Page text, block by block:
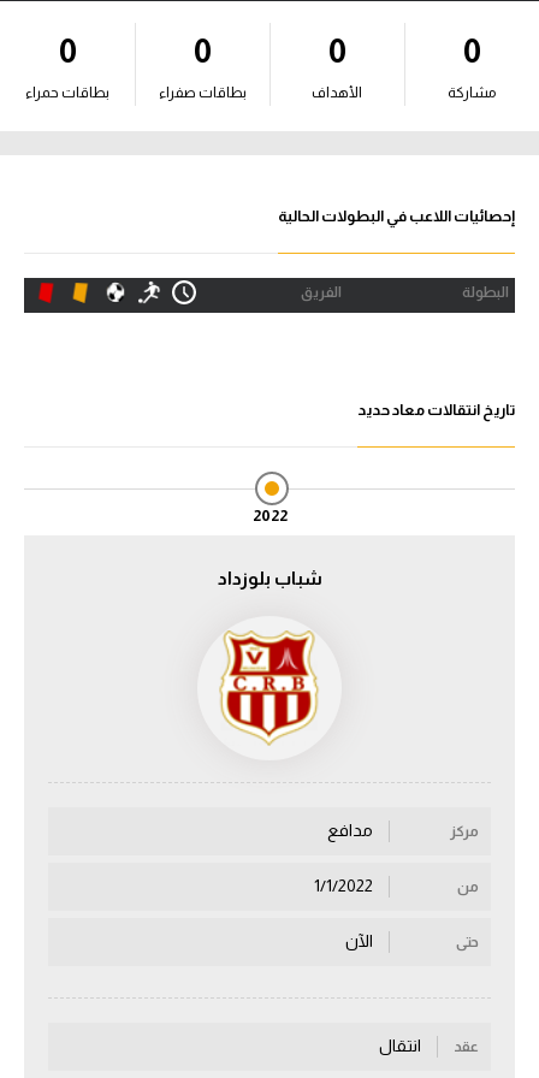
آراء حرة
ركن الألعاب
الدوري المصري
الدوري الإنجليزي الممتاز
الدوري الإيطالي
الدوري السعودي للمحترفين
أقسام
منتخب مصر
0
مشاركة
0
الأهداف
0
بطاقات صفراء
0
بطاقات حمراء
إحصائيات اللاعب في البطولات الحالية
البطولة الفريق
تاريخ انتقالات معاد حديد
2022
شباب بلوزداد
مركز مدافع
من
حتى الآن
عقد انتقال